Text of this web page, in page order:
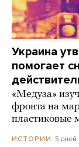
Украина
помогает
«Медуза»
фронта на
пластиковые
ИСТОРИИ 5 дней